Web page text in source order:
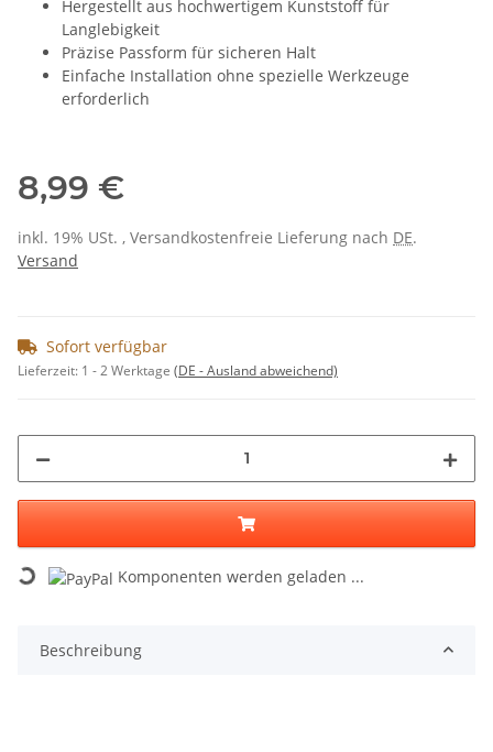
Hergestellt aus hochwertigem Kunststoff für
Langlebigkeit
Präzise Passform für sicheren Halt
Einfache Installation ohne spezielle Werkzeuge
erforderlich
8,99 €
inkl. 19% USt. , Versandkostenfreie Lieferung nach DE.
Versand
Sofort verfügbar
Lieferzeit: 1 - 2 Werktage (DE - Ausland abweichend)
Loading... Komponenten werden geladen ...
Beschreibung